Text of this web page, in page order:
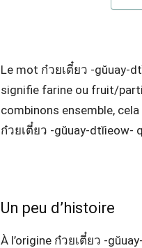
Le mot ก๋วยเตี๋ยว -gŭuay-
signifie farine ou fruit/
combinons ensemble,
ก๋วยเตี๋ยว -gŭuay-dtĭieow-
Un peu d’histoire
À l’origine ก๋วยเตี๋ยว -